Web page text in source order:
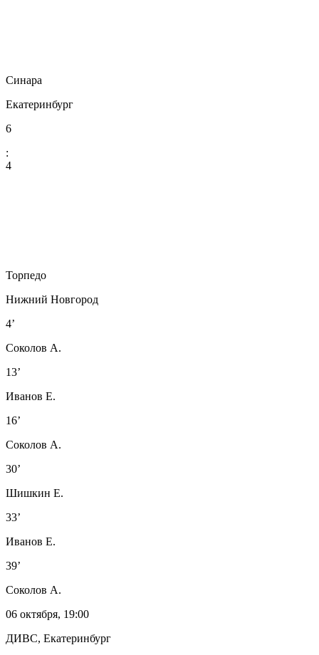
Синара
Екатеринбург
6
:
4
Торпедо
Нижний Новгород
4’
Соколов А.
13’
Иванов Е.
16’
Соколов А.
30’
Шишкин Е.
33’
Иванов Е.
39’
Соколов А.
06 октября, 19:00
ДИВС, Екатеринбург